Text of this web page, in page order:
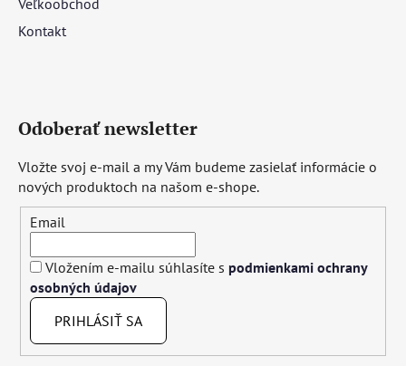
Kontakt
Odoberať newsletter
Vložte svoj e-mail a my Vám budeme zasielať informácie o
nových produktoch na našom e-shope.
Email
Vložením e-mailu súhlasíte s podmienkami ochrany
osobných údajov
PRIHLÁSIŤ SA